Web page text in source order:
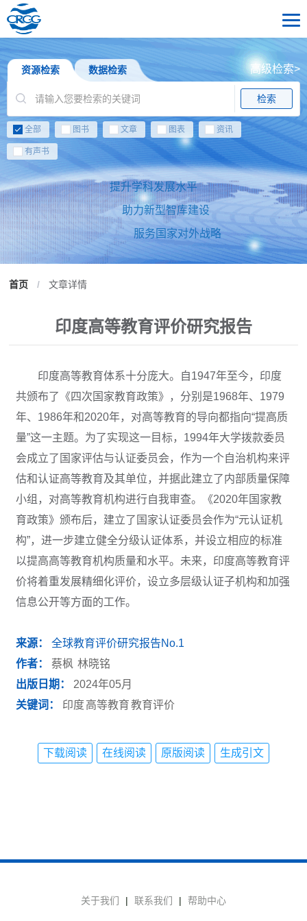
资源检索 数据检索
检索
高级检索>
全部 图书 文章 图表 资讯
有声书
提升学科发展水平
助力新型智库建设
服务国家对外战略
首页 / 文章详情
印度高等教育评价研究报告
印度高等教育体系十分庞大。自1947年至今，印度
共颁布了《四次国家教育政策》，分别是1968年、1979
年、1986年和2020年，对高等教育的导向都指向“提高质
量”这一主题。为了实现这一目标，1994年大学拨款委员
会成立了国家评估与认证委员会，作为一个自治机构来评
估和认证高等教育及其单位，并据此建立了内部质量保障
小组，对高等教育机构进行自我审查。《2020年国家教
育政策》颁布后，建立了国家认证委员会作为“元认证机
构”，进一步建立健全分级认证体系，并设立相应的标准
以提高高等教育机构质量和水平。未来，印度高等教育评
价将着重发展精细化评价，设立多层级认证子机构和加强
信息公开等方面的工作。
来源：
全球教育评价研究报告No.1
作者：
蔡枫 林晓铭
出版日期：
2024年05月
关键词：
印度高等教育 教育评价
下载阅读 在线阅读 原版阅读 生成引文
关于我们 | 联系我们 | 帮助中心